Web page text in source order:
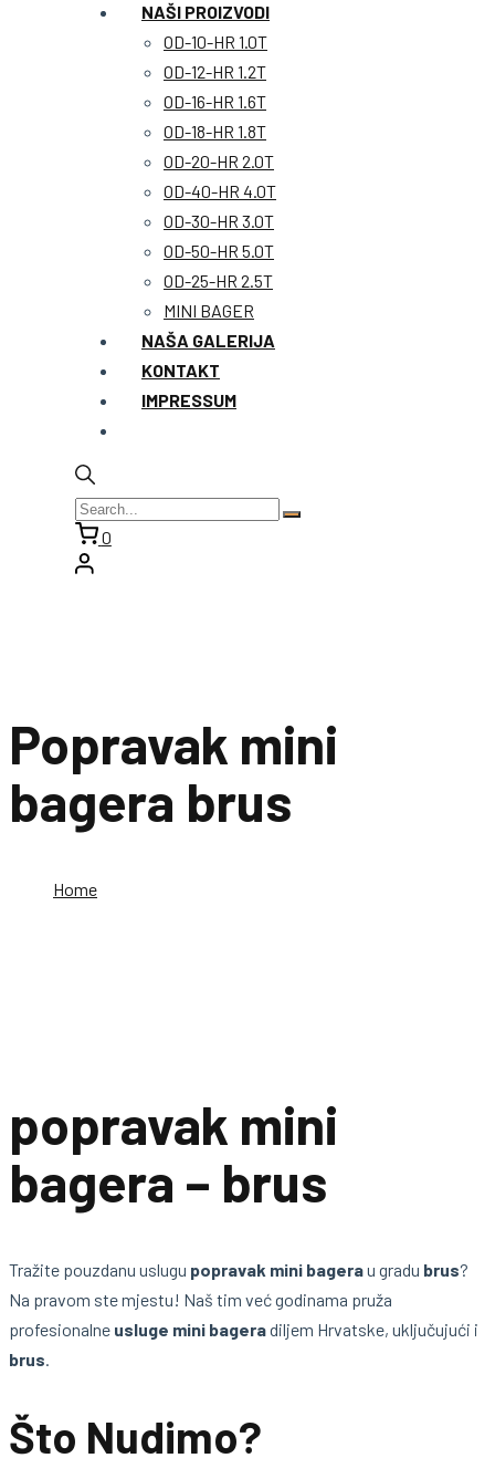
NAŠI PROIZVODI
OD-10-HR 1.0T
OD-12-HR 1.2T
OD-16-HR 1.6T
OD-18-HR 1.8T
OD-20-HR 2.0T
OD-40-HR 4.0T
OD-30-HR 3.0T
OD-50-HR 5.0T
OD-25-HR 2.5T
MINI BAGER
NAŠA GALERIJA
KONTAKT
IMPRESSUM
0
Popravak mini
bagera brus
Home
popravak mini
bagera – brus
Tražite pouzdanu uslugu popravak mini bagerau gradu brus?
Na pravom ste mjestu! Naš tim već godinama pruža
profesionalne usluge mini bageradiljem Hrvatske, uključujući i
brus
Što Nudimo?